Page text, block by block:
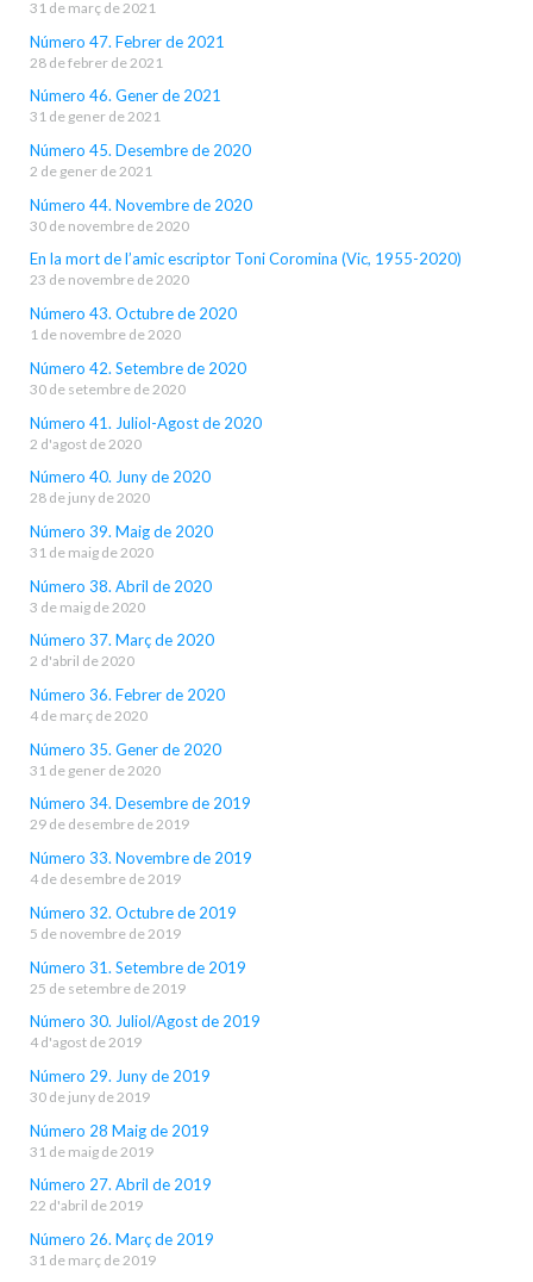
31 de març de 2021
Número 47. Febrer de 2021
28 de febrer de 2021
Número 46. Gener de 2021
31 de gener de 2021
Número 45. Desembre de 2020
2 de gener de 2021
Número 44. Novembre de 2020
30 de novembre de 2020
En la mort de l’amic escriptor Toni Coromina (Vic, 1955-2020)
23 de novembre de 2020
Número 43. Octubre de 2020
1 de novembre de 2020
Número 42. Setembre de 2020
30 de setembre de 2020
Número 41. Juliol-Agost de 2020
2 d'agost de 2020
Número 40. Juny de 2020
28 de juny de 2020
Número 39. Maig de 2020
31 de maig de 2020
Número 38. Abril de 2020
3 de maig de 2020
Número 37. Març de 2020
2 d'abril de 2020
Número 36. Febrer de 2020
4 de març de 2020
Número 35. Gener de 2020
31 de gener de 2020
Número 34. Desembre de 2019
29 de desembre de 2019
Número 33. Novembre de 2019
4 de desembre de 2019
Número 32. Octubre de 2019
5 de novembre de 2019
Número 31. Setembre de 2019
25 de setembre de 2019
Número 30. Juliol/Agost de 2019
4 d'agost de 2019
Número 29. Juny de 2019
30 de juny de 2019
Número 28 Maig de 2019
31 de maig de 2019
Número 27. Abril de 2019
22 d'abril de 2019
Número 26. Març de 2019
31 de març de 2019